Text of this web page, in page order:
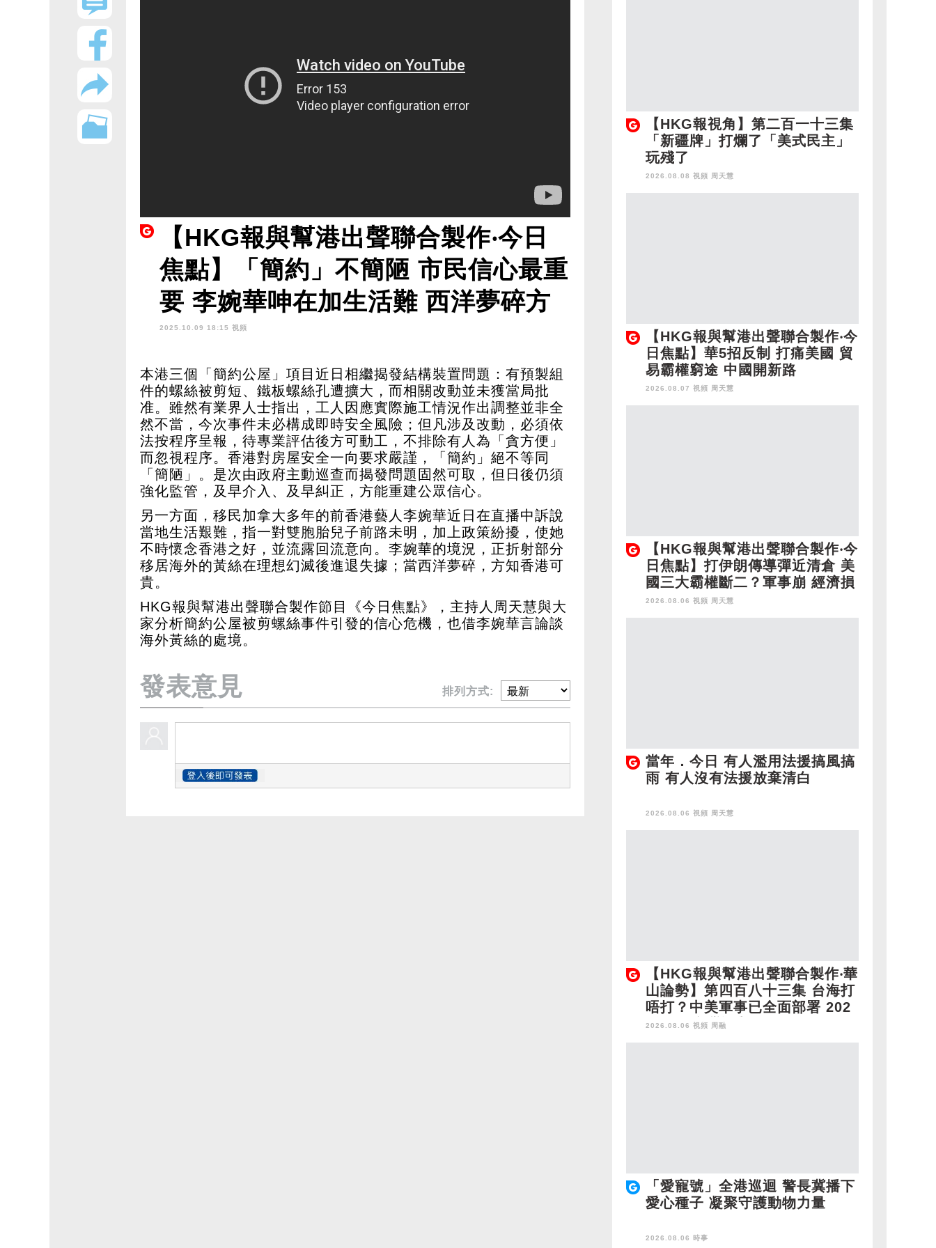
【HKG報與幫港出聲聯合製作‧今日
焦點】「簡約」不簡陋 市民信心最重
要 李婉華呻在加生活難 西洋夢碎方
知香港好
2025.10.09 18:15 視頻
本港三個「簡約公屋」項目近日相繼揭發結構裝置問題：有預製組
件的螺絲被剪短、鐵板螺絲孔遭擴大，而相關改動並未獲當局批
准。雖然有業界人士指出，工人因應實際施工情況作出調整並非全
然不當，今次事件未必構成即時安全風險；但凡涉及改動，必須依
法按程序呈報，待專業評估後方可動工，不排除有人為「貪方便」
而忽視程序。香港對房屋安全一向要求嚴謹，「簡約」絕不等同
「簡陋」。是次由政府主動巡查而揭發問題固然可取，但日後仍須
強化監管，及早介入、及早糾正，方能重建公眾信心。
另一方面，移民加拿大多年的前香港藝人李婉華近日在直播中訴說
當地生活艱難，指一對雙胞胎兒子前路未明，加上政策紛擾，使她
不時懷念香港之好，並流露回流意向。李婉華的境況，正折射部分
移居海外的黃絲在理想幻滅後進退失據；當西洋夢碎，方知香港可
貴。
HKG報與幫港出聲聯合製作節目《今日焦點》，主持人周天慧與大
家分析簡約公屋被剪螺絲事件引發的信心危機，也借李婉華言論談
海外黃絲的處境。
發表意見 排列方式:
【HKG報視角】第二百一十三集
「新疆牌」打爛了「美式民主」
玩殘了
2026.08.08 視頻 周天慧
【HKG報與幫港出聲聯合製作‧今
日焦點】華5招反制 打痛美國 貿
易霸權窮途 中國開新路
2026.08.07 視頻 周天慧
【HKG報與幫港出聲聯合製作‧今
日焦點】打伊朗傳導彈近清倉 美
國三大霸權斷二？軍事崩 經濟損
2026.08.06 視頻 周天慧
當年．今日 有人濫用法援搞風搞
雨 有人沒有法援放棄清白
2026.08.06 視頻 周天慧
【HKG報與幫港出聲聯合製作‧華
山論勢】第四百八十三集 台海打
唔打？中美軍事已全面部署 202
8年1月台灣選舉是臨界點？
2026.08.06 視頻 周融
「愛寵號」全港巡迴 警長冀播下
愛心種子 凝聚守護動物力量
2026.08.06 時事